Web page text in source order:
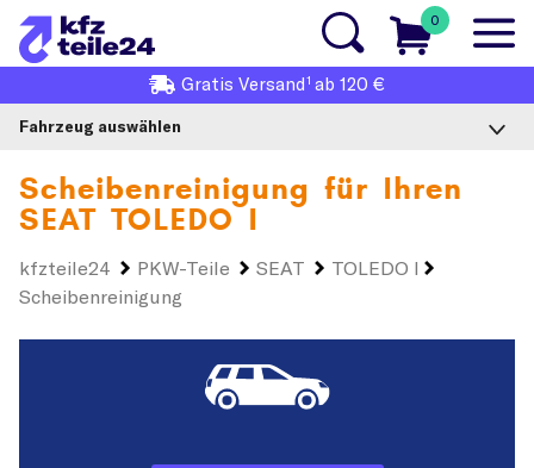
0
Gratis Versand1 ab 120 €
Fahrzeug auswählen
Scheibenreinigung für Ihren
SEAT TOLEDO I
kfzteile24 PKW-Teile SEAT
TOLEDO I
Scheibenreinigung